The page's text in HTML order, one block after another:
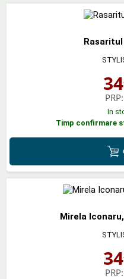
34
PRP:
In
Timp confirmare
Mirela
34
PRP: